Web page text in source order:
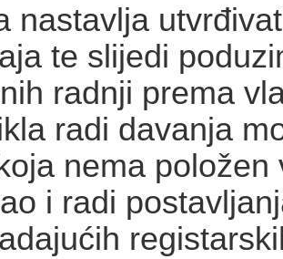
nastavlja
te slijedi
radnji prema
radi davanja
nema položen
i radi